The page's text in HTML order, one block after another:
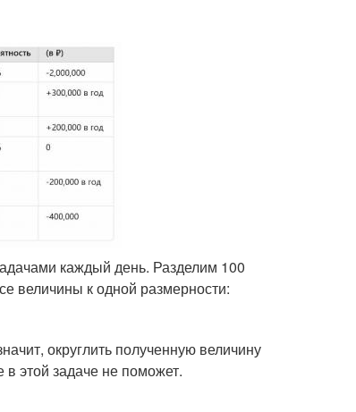
каждый день. Разделим 100
величины к одной размерности:
округлить полученную величину
этой задаче не поможет.